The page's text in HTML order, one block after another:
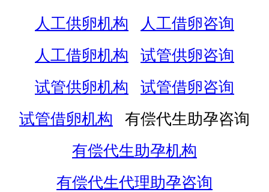
人工供卵机构
人工借卵咨询
人工借卵机构
试管供卵咨询
试管供卵机构
试管借卵咨询
试管借卵机构
有偿代生助孕咨询
有偿代生助孕机构
有偿代生代理助孕咨询